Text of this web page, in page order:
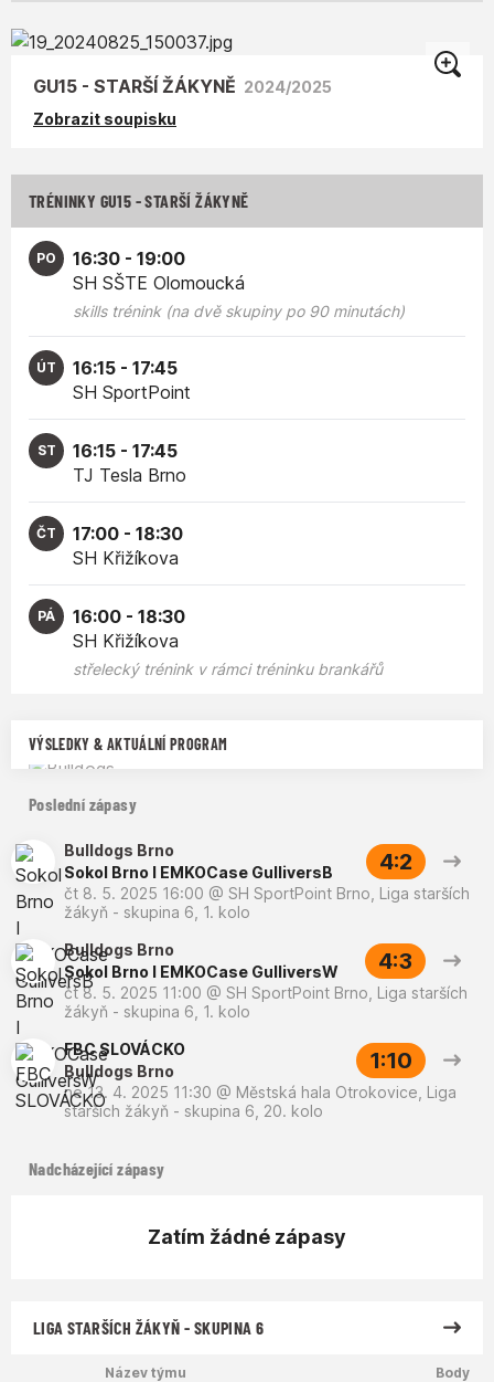
GU15 - STARŠÍ ŽÁKYNĚ 2024/2025
Zobrazit soupisku
TRÉNINKY GU15 - STARŠÍ ŽÁKYNĚ
PO
16:30 - 19:00
SH SŠTE Olomoucká
skills trénink (na dvě skupiny po 90 minutách)
ÚT
16:15 - 17:45
SH SportPoint
ST
16:15 - 17:45
TJ Tesla Brno
ČT
17:00 - 18:30
SH Křižíkova
PÁ
16:00 - 18:30
SH Křižíkova
střelecký trénink v rámci tréninku brankářů
VÝSLEDKY & AKTUÁLNÍ PROGRAM
Poslední zápasy
Bulldogs Brno
Sokol Brno I EMKOCase GulliversB
4:2
čt 8. 5. 2025 16:00 @ SH SportPoint Brno Liga starších
žákyň - skupina 6, 1. kolo
Bulldogs Brno
Sokol Brno I EMKOCase GulliversW
4:3
čt 8. 5. 2025 11:00 @ SH SportPoint Brno Liga starších
žákyň - skupina 6, 1. kolo
FBC SLOVÁCKO
Bulldogs Brno
1:10
ne 13. 4. 2025 11:30 @ Městská hala Otrokovice Liga
starších žákyň - skupina 6, 20. kolo
Nadcházející zápasy
Zatím žádné zápasy
LIGA STARŠÍCH ŽÁKYŇ - SKUPINA 6
Název týmu Body